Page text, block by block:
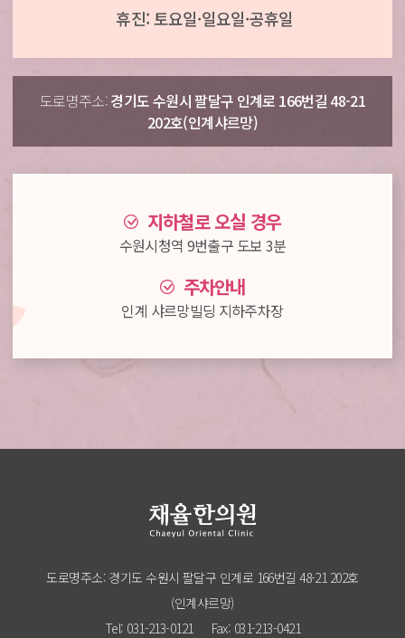
휴진: 토요일·일요일·공휴일
도로명주소:경기도 수원시 팔달구 인계로 166번길 48-21
202호(인계샤르망)
지하철로 오실 경우
수원시청역 9번출구 도보 3분
주차안내
인계 샤르망빌딩 지하주차장
도로명주소: 경기도 수원시 팔달구 인계로 166번길 48-21 202호
(인계샤르망)
Tel: 031-213-0121
Fax: 031-213-0421